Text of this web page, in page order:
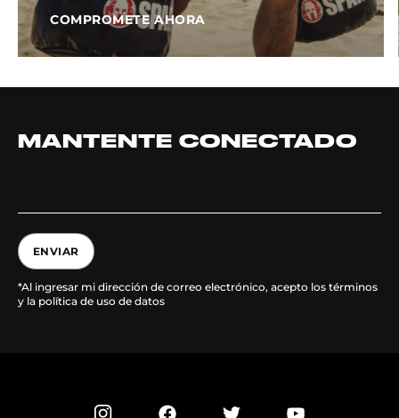
COMPROMETE AHORA
MANTENTE CONECTADO
ENVIAR
*Al ingresar mi dirección de correo electrónico, acepto los términos
y la política de uso de datos